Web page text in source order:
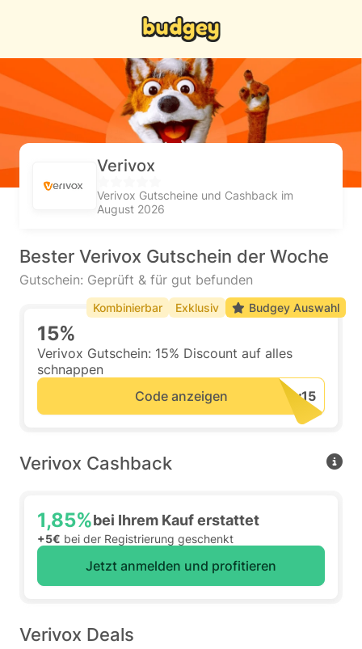
Verivox
Verivox Gutscheine und Cashback im
August 2026
Bester Verivox Gutschein der Woche
Gutschein: Geprüft & für gut befunden
15%
Verivox Gutschein: 15% Discount auf alles
schnappen
Code anzeigen
Kombinierbar Exklusiv Budgey Auswahl
Verivox Cashback
1,85%bei Ihrem Kauf erstattet
+5€ bei der Registrierung geschenkt
Jetzt anmelden und profitieren
Verivox Deals